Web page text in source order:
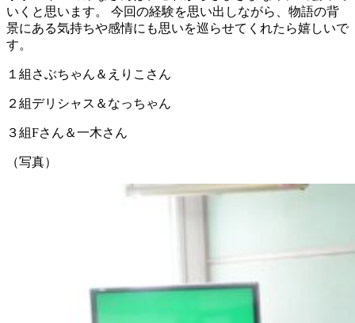
いくと思います。 今回の経験を思い出しながら、物語の背
景にある気持ちや感情にも思いを巡らせてくれたら嬉しいで
す。
１組さぶちゃん＆えりこさん
２組デリシャス＆なっちゃん
３組Fさん＆一木さん
（写真）